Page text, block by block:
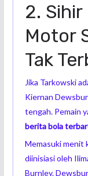
2.
Motor
Tak
Jika Tarkowski
Kiernan
tengah. Pemain
berita bola
Memasuki menit
diinisiasi oleh
Burnley.